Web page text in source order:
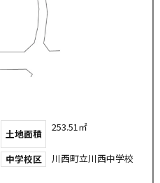
土地面積
253.51㎡
中学校区 川西町立川西中学校